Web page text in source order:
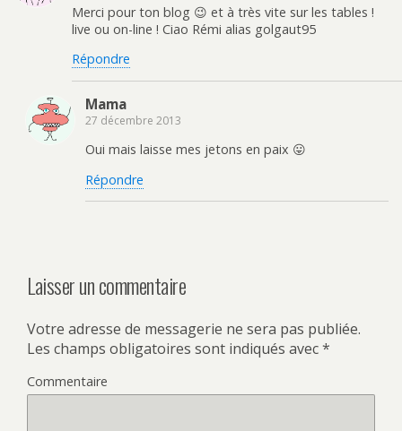
Merci pour ton blog 😉 et à très vite sur les tables !
live ou on-line ! Ciao Rémi alias golgaut95
Répondre
Mama
27 décembre 2013
Oui mais laisse mes jetons en paix 😛
Répondre
Laisser un commentaire
Votre adresse de messagerie ne sera pas publiée.
Les champs obligatoires sont indiqués avec*
Commentaire